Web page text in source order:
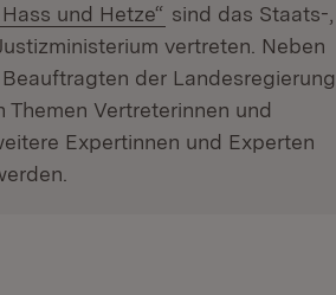
und Hetze“ sind das Staats-,
vertreten. Neben
der Landesregierung
Vertreterinnen und
Expertinnen und Experten